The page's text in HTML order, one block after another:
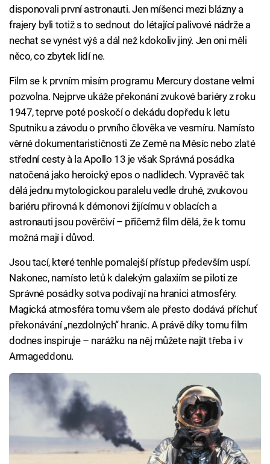
disponovali první astronauti. Jen míšenci mezi blázny a
frajery byli totiž s to sednout do létající palivové nádrže a
nechat se vynést výš a dál než kdokoliv jiný. Jen oni měli
něco, co zbytek lidí ne.
Film se k prvním misím programu Mercury dostane velmi
pozvolna. Nejprve ukáže překonání zvukové bariéry z roku
1947, teprve poté poskočí o dekádu dopředu k letu
Sputniku a závodu o prvního člověka ve vesmíru. Namísto
věrné dokumentarističnosti Ze Země na Měsíc nebo zlaté
střední cesty à la Apollo 13 je však Správná posádka
natočená jako heroický epos o nadlidech. Vypravěč tak
dělá jednu mytologickou paralelu vedle druhé, zvukovou
bariéru přirovná k démonovi žijícímu v oblacích a
astronauti jsou pověrčiví – přičemž film dělá, že k tomu
možná mají i důvod.
Jsou tací, které tenhle pomalejší přístup především uspí.
Nakonec, namísto letů k dalekým galaxiím se piloti ze
Správné posádky sotva podívají na hranici atmosféry.
Magická atmosféra tomu všem ale přesto dodává příchuť
překonávání „nezdolných“ hranic. A právě díky tomu film
dodnes inspiruje – narážku na něj můžete najít třeba i v
Armageddonu.